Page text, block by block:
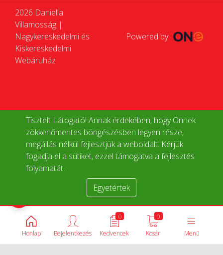
Tisztelt Látogató! Annak érdekében, hogy Önnek
zökkenőmentes böngészésben legyen része,
megállás nélkül fejlesztjük a weboldalt. Kérjük
fogadja el a sütiket, ezzel támogatva a fejlesztés
folyamatát.
Egyetértek
2026 Daniella
Villamosság |
Nagykereskedelmi és
Kiskereskedelmi
Webáruház
Powered by
Honlap Menü
0
Kosár
0
Kedvencek
Bejelentkezés
Termékek összehasonlítása